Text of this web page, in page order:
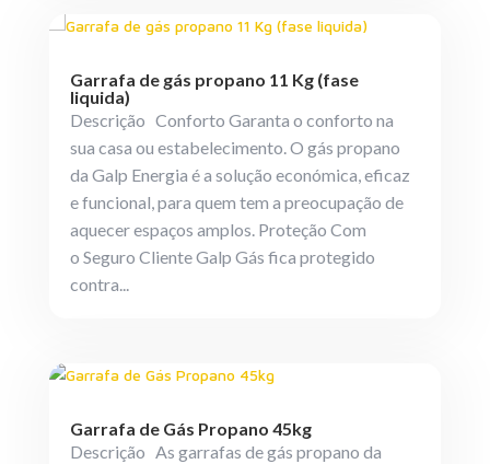
Garrafa de gás propano 11 Kg (fase
liquida)
Descrição Conforto Garanta o conforto na
sua casa ou estabelecimento. O gás propano
da Galp Energia é a solução económica, eficaz
e funcional, para quem tem a preocupação de
aquecer espaços amplos. Proteção Com
o Seguro Cliente Galp Gás fica protegido
contra...
Garrafa de Gás Propano 45kg
Descrição As garrafas de gás propano da